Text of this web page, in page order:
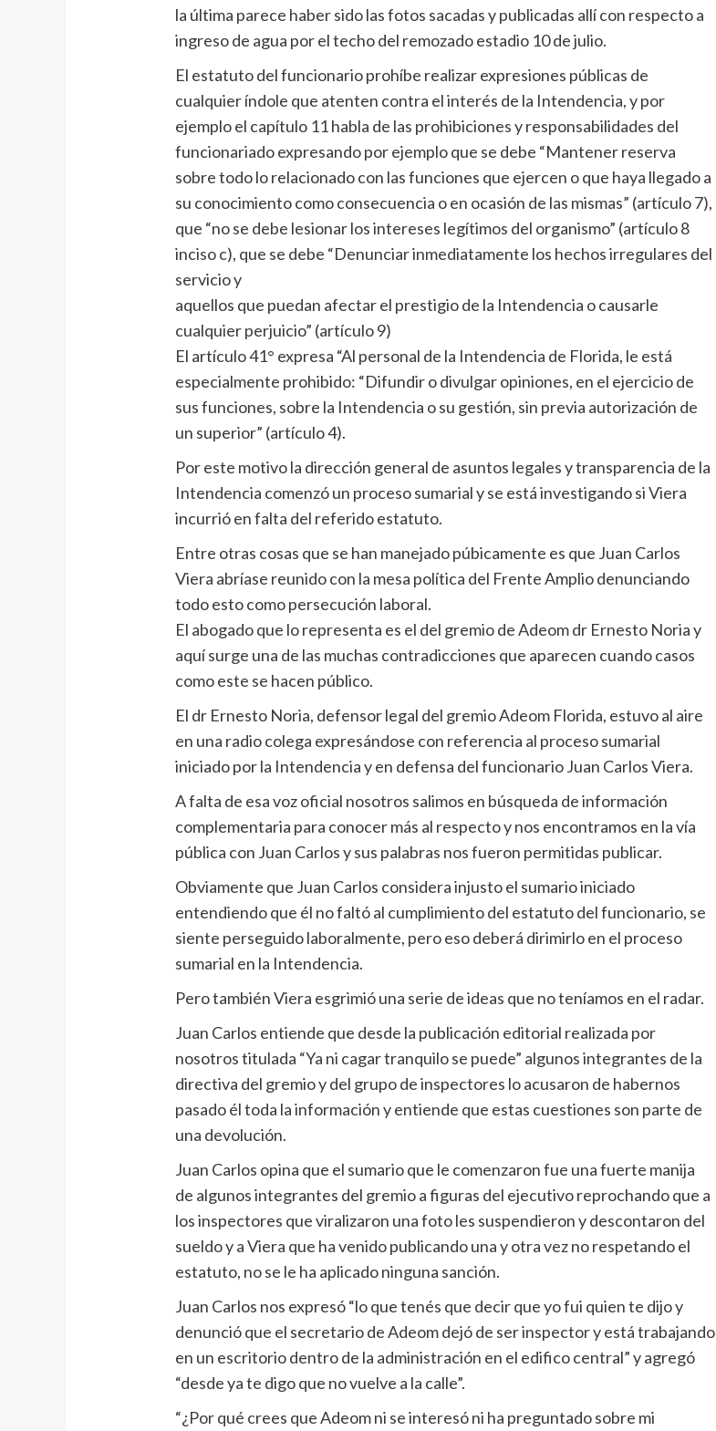
la última parece haber sido las fotos sacadas y publicadas allí con respecto a
ingreso de agua por el techo del remozado estadio 10 de julio.
El estatuto del funcionario prohíbe realizar expresiones públicas de
cualquier índole que atenten contra el interés de la Intendencia, y por
ejemplo el capítulo 11 habla de las prohibiciones y responsabilidades del
funcionariado expresando por ejemplo que se debe “Mantener reserva
sobre todo lo relacionado con las funciones que ejercen o que haya llegado a
su conocimiento como consecuencia o en ocasión de las mismas” (artículo 7),
que “no se debe lesionar los intereses legítimos del organismo” (artículo 8
inciso c), que se debe “Denunciar inmediatamente los hechos irregulares del
servicio y
aquellos que puedan afectar el prestigio de la Intendencia o causarle
cualquier perjuicio” (artículo 9)
El artículo 41° expresa “Al personal de la Intendencia de Florida, le está
especialmente prohibido: “Difundir o divulgar opiniones, en el ejercicio de
sus funciones, sobre la Intendencia o su gestión, sin previa autorización de
un superior” (artículo 4).
Por este motivo la dirección general de asuntos legales y transparencia de la
Intendencia comenzó un proceso sumarial y se está investigando si Viera
incurrió en falta del referido estatuto.
Entre otras cosas que se han manejado púbicamente es que Juan Carlos
Viera abríase reunido con la mesa política del Frente Amplio denunciando
todo esto como persecución laboral.
El abogado que lo representa es el del gremio de Adeom dr Ernesto Noria y
aquí surge una de las muchas contradicciones que aparecen cuando casos
como este se hacen público.
El dr Ernesto Noria, defensor legal del gremio Adeom Florida, estuvo al aire
en una radio colega expresándose con referencia al proceso sumarial
iniciado por la Intendencia y en defensa del funcionario Juan Carlos Viera.
A falta de esa voz oficial nosotros salimos en búsqueda de información
complementaria para conocer más al respecto y nos encontramos en la vía
pública con Juan Carlos y sus palabras nos fueron permitidas publicar.
Obviamente que Juan Carlos considera injusto el sumario iniciado
entendiendo que él no faltó al cumplimiento del estatuto del funcionario, se
siente perseguido laboralmente, pero eso deberá dirimirlo en el proceso
sumarial en la Intendencia.
Pero también Viera esgrimió una serie de ideas que no teníamos en el radar.
Juan Carlos entiende que desde la publicación editorial realizada por
nosotros titulada “Ya ni cagar tranquilo se puede” algunos integrantes de la
directiva del gremio y del grupo de inspectores lo acusaron de habernos
pasado él toda la información y entiende que estas cuestiones son parte de
una devolución.
Juan Carlos opina que el sumario que le comenzaron fue una fuerte manija
de algunos integrantes del gremio a figuras del ejecutivo reprochando que a
los inspectores que viralizaron una foto les suspendieron y descontaron del
sueldo y a Viera que ha venido publicando una y otra vez no respetando el
estatuto, no se le ha aplicado ninguna sanción.
Juan Carlos nos expresó “lo que tenés que decir que yo fui quien te dijo y
denunció que el secretario de Adeom dejó de ser inspector y está trabajando
en un escritorio dentro de la administración en el edifico central” y agregó
“desde ya te digo que no vuelve a la calle”.
“¿Por qué crees que Adeom ni se interesó ni ha preguntado sobre mi